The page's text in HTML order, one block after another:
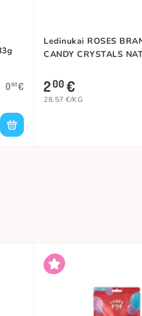
080€
Ledinukai ROSES
CANDY CRYSTALS
200€
28.57 €/KG